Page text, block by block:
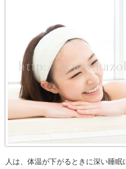
人は、体温が下がるときに深い睡